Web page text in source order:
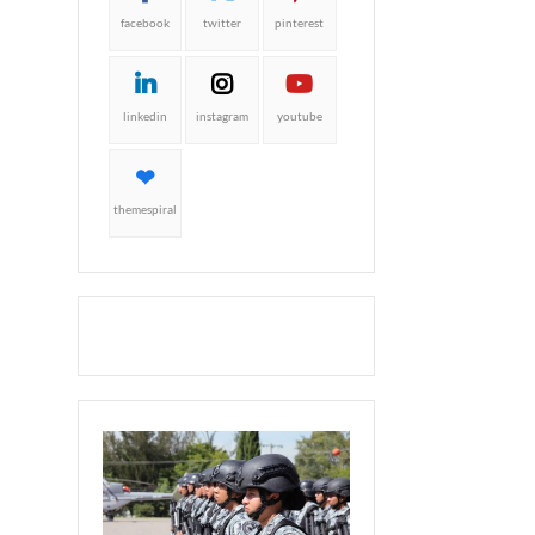
facebook twitter pinterest
linkedin instagram youtube
themespiral